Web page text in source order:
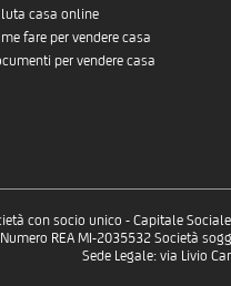
casa online
fare per vendere casa
per vendere casa
con socio unico - Capitale
Numero REA MI-2035532 Società
Sede Legale: via Livio